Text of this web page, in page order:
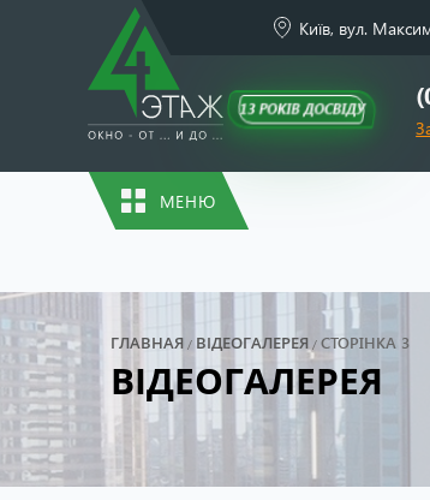
Київ, вул.
13 РОКІВ ДОСВІДУ
МЕНЮ
ГЛАВНАЯ / ВІДЕОГАЛЕРЕЯ / СТОРІНКА 3
ВІДЕОГАЛЕРЕЯ